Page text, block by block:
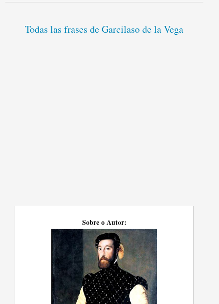
Todas las frases de Garcilaso de la Vega
Sobre o Autor: